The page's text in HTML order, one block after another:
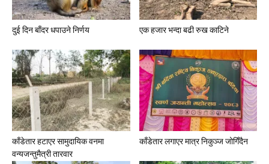
दुई दिन बाँदर धपाउने निर्णय एक हजार भन्दा बढी रुख काटिने
काँडेतार हटाएर सामुदायिक वनमा
वन्यजन्तुमैत्री तारवार
काँडेतार लगाएर मात्र निकुञ्ज जोगिँदैन